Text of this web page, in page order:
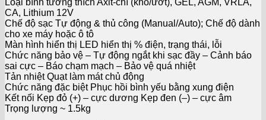
CA, Lithium 12V
Chế độ sạc Tự động & thủ công (Manual/Auto); Chế độ dành
cho xe máy hoặc ô tô
Màn hình hiển thị LED hiển thị % điện, trạng thái, lỗi
Chức năng bảo vệ – Tự động ngắt khi sạc đầy – Cảnh báo
sai cực – Báo chạm mạch – Bảo vệ quá nhiệt
Tản nhiệt Quạt làm mát chủ động
Chức năng đặc biệt Phục hồi bình yếu bằng xung điện
Kết nối Kẹp đỏ (+) – cực dương Kẹp đen (–) – cực âm
Trọng lượng ~ 1.5kg